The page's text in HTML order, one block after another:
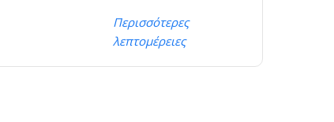
Περισσότερες
λεπτομέρειες